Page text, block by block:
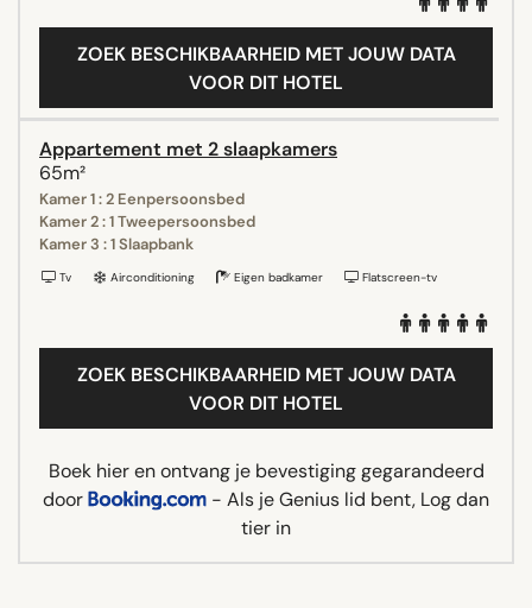
ZOEK BESCHIKBAARHEID MET JOUW DATA
VOOR DIT HOTEL
Appartement met 2 slaapkamers
65m²
Kamer 1 : 2 Eenpersoonsbed
Kamer 2 : 1 Tweepersoonsbed
Kamer 3 : 1 Slaapbank
Tv Airconditioning Eigen badkamer Flatscreen-tv
ZOEK BESCHIKBAARHEID MET JOUW DATA
VOOR DIT HOTEL
Boek hier en ontvang je bevestiging gegarandeerd
door
- Als je Genius lid bent, Log dan
tier in